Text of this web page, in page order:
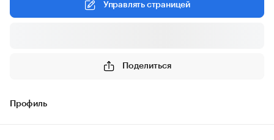
Управлять страницей
Поделиться
Профиль